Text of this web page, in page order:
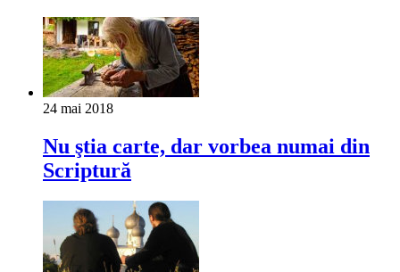
24 mai 2018
Nu ştia carte, dar vorbea numai din
Scriptură